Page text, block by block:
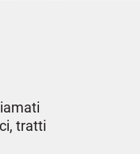
tratti